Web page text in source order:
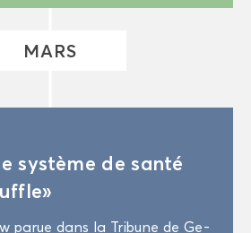
MARS
sys­tème de santé
parue dans la Tri­bune de Ge­